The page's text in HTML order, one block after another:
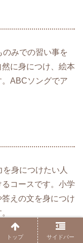
みでの習い事を
に身につけ、絵本
ABCソングでア
身につけたい人
コースです。小学
えの文を身につけ
トップ サイドバー